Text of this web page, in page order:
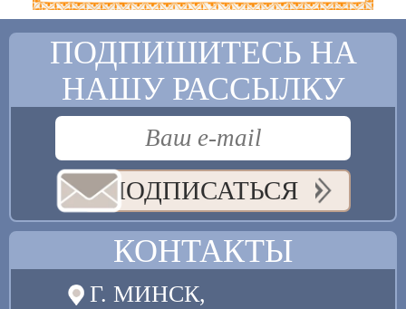
ПОДПИШИТЕСЬ НА
НАШУ РАССЫЛКУ
ПОДПИСАТЬСЯ
КОНТАКТЫ
Г. МИНСК,